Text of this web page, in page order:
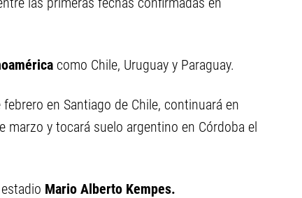
como Chile, Uruguay y Paraguay.
en Santiago de Chile, continuará en
y tocará suelo argentino en Córdoba el
Mario Alberto Kempes.